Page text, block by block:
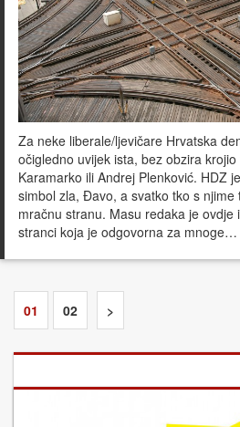
Za neke liberale/ljevičare Hrvatska
očigledno uvijek ista, bez obzira
Karamarko ili Andrej Plenković. HDZ
simbol zla, Đavo, a svatko tko s
mračnu stranu. Masu redaka je ovdje
stranci koja je odgovorna za mnoge…
01 02 >